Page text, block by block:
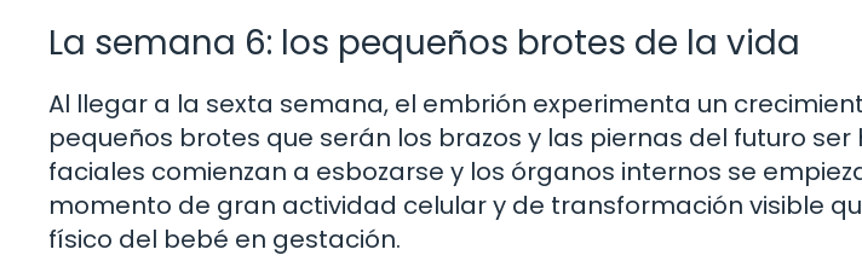
La semana 6: los pequeños brotes de la vida
Al llegar a la sexta semana, el embrión experimenta un
pequeños brotes que serán los brazos y las piernas del futuro ser
faciales comienzan a esbozarse y los órganos internos se
momento de gran actividad celular y de transformación visible
físico del bebé en gestación.